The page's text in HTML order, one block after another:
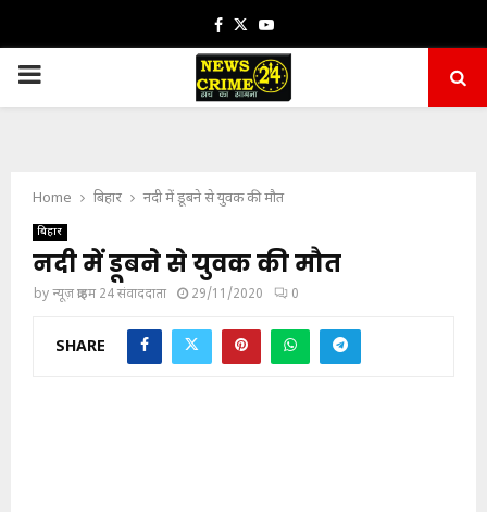
Facebook
TwitterYoutube
PRIMARY
Home बिहार नदी में डूबने से युवक की मौत
बिहार
नदी में डूबने से युवक की मौत
byन्यूज़ क्राइम 24 संवाददाता 29/11/2020 0
SHARE